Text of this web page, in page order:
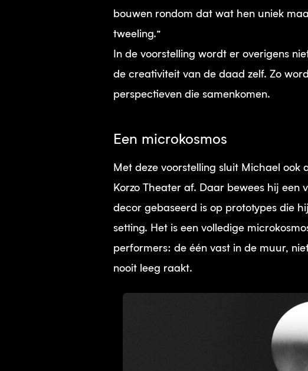
bouwen rondom dat wat hen uniek
tweeling.”
In de voorstelling wordt er overigens
de creativiteit van de daad zelf. Zo
perspectieven die samenkomen.
Een microkosmos
Met deze voorstelling sluit Michael ook
Korzo Theater af. Daar bewees hij een
decor gebaseerd is op prototypes die
setting. Het is een volledige
performers: de één vast in de muur,
nooit leeg raakt.